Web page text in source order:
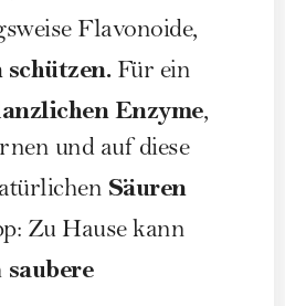
Flavonoide,
Für ein
Enzyme,
und auf diese
Säuren
Zu Hause kann
saubere